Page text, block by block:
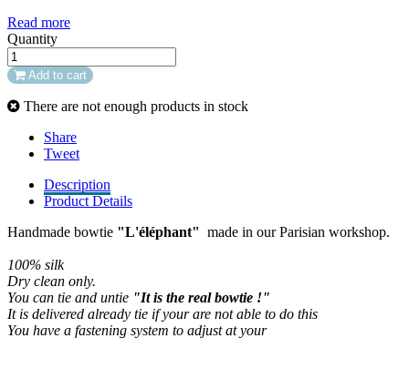
Read more
Quantity
Add to cart
There are not enough products in stock
Share
Tweet
Description
Product Details
Handmade bowtie "L'éléphant" made in our Parisian workshop.
100% silk
Dry clean only.
You can tie and untie "It is the real bowtie !"
It is delivered already tie if your are not able to do this
You have a fastening system to adjust at your